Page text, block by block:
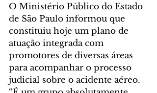
O Ministério Público do Estado
de São Paulo informou que
constituiu hoje um plano de
atuação integrada com
promotores de diversas áreas
para acompanhar o processo
judicial sobre o acidente aéreo.